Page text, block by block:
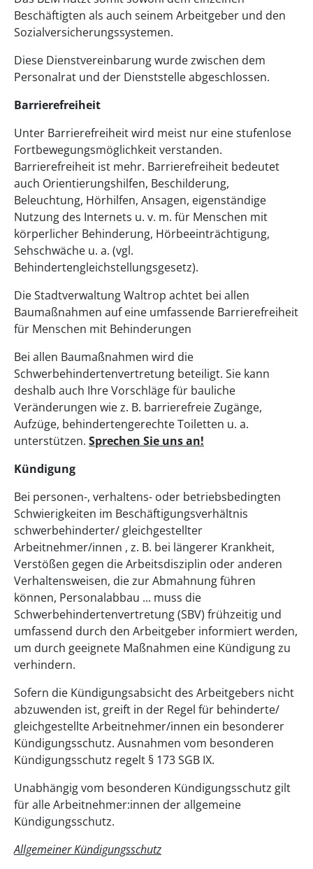
Beschäftigten als auch seinem Arbeitgeber und den
Sozialversicherungssystemen.
Diese Dienstvereinbarung wurde zwischen dem
Personalrat und der Dienststelle abgeschlossen.
Barrierefreiheit
Unter Barrierefreiheit wird meist nur eine stufenlose
Fortbewegungsmöglichkeit verstanden.
Barrierefreiheit ist mehr. Barrierefreiheit bedeutet
auch Orientierungshilfen, Beschilderung,
Beleuchtung, Hörhilfen, Ansagen, eigenständige
Nutzung des Internets u. v. m. für Menschen mit
körperlicher Behinderung, Hörbeeinträchtigung,
Sehschwäche u. a. (vgl.
Behindertengleichstellungsgesetz).
Die Stadtverwaltung Waltrop achtet bei allen
Baumaßnahmen auf eine umfassende Barrierefreiheit
für Menschen mit Behinderungen
Bei allen Baumaßnahmen wird die
Schwerbehindertenvertretung beteiligt. Sie kann
deshalb auch Ihre Vorschläge für bauliche
Veränderungen wie z. B. barrierefreie Zugänge,
Aufzüge, behindertengerechte Toiletten u. a.
unterstützen. Sprechen Sie uns an!
Kündigung
Bei personen-, verhaltens- oder betriebsbedingten
Schwierigkeiten im Beschäftigungsverhältnis
schwerbehinderter/ gleichgestellter
Arbeitnehmer/innen , z. B. bei längerer Krankheit,
Verstößen gegen die Arbeitsdisziplin oder anderen
Verhaltensweisen, die zur Abmahnung führen
können, Personalabbau ... muss die
Schwerbehindertenvertretung (SBV) frühzeitig und
umfassend durch den Arbeitgeber informiert werden,
um durch geeignete Maßnahmen eine Kündigung zu
verhindern.
Sofern die Kündigungsabsicht des Arbeitgebers nicht
abzuwenden ist, greift in der Regel für behinderte/
gleichgestellte Arbeitnehmer/innen ein besonderer
Kündigungsschutz. Ausnahmen vom besonderen
Kündigungsschutz regelt § 173 SGB IX.
Unabhängig vom besonderen Kündigungsschutz gilt
für alle Arbeitnehmer:innen der allgemeine
Kündigungsschutz.
Allgemeiner Kündigungsschutz